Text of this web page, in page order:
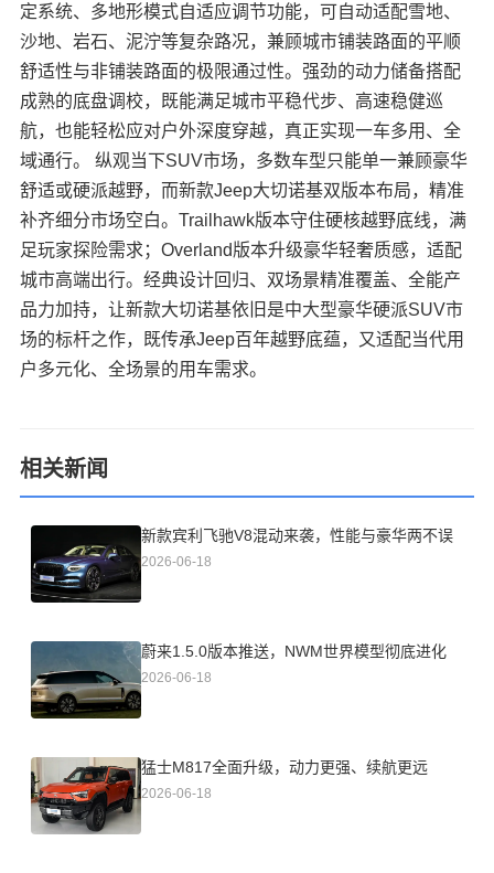
定系统、多地形模式自适应调节功能，可自动适配雪地、
沙地、岩石、泥泞等复杂路况，兼顾城市铺装路面的平顺
舒适性与非铺装路面的极限通过性。强劲的动力储备搭配
成熟的底盘调校，既能满足城市平稳代步、高速稳健巡
航，也能轻松应对户外深度穿越，真正实现一车多用、全
域通行。 纵观当下SUV市场，多数车型只能单一兼顾豪华
舒适或硬派越野，而新款Jeep大切诺基双版本布局，精准
补齐细分市场空白。Trailhawk版本守住硬核越野底线，满
足玩家探险需求；Overland版本升级豪华轻奢质感，适配
城市高端出行。经典设计回归、双场景精准覆盖、全能产
品力加持，让新款大切诺基依旧是中大型豪华硬派SUV市
场的标杆之作，既传承Jeep百年越野底蕴，又适配当代用
户多元化、全场景的用车需求。
相关新闻
新款宾利飞驰V8混动来袭，性能与豪华两不误
2026-06-18
蔚来1.5.0版本推送，NWM世界模型彻底进化
2026-06-18
猛士M817全面升级，动力更强、续航更远
2026-06-18